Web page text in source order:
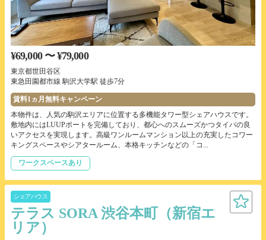
¥69,000 〜 ¥79,000
東京都世田谷区
東急田園都市線 駒沢大学駅 徒歩7分
賃料1ヵ月無料キャンペーン
本物件は、人気の駒沢エリアに位置する多機能タワー型シェアハウスです。
敷地内にはLUUPポートを完備しており、都心へのスムーズかつタイパの良
いアクセスを実現します。高級ワンルームマンション以上の充実したコワー
キングスペースやシアタールーム、本格キッチンなどの「コ...
ワークスペースあり
シェアハウス
テラス SORA 渋谷本町（新宿エ
リア）